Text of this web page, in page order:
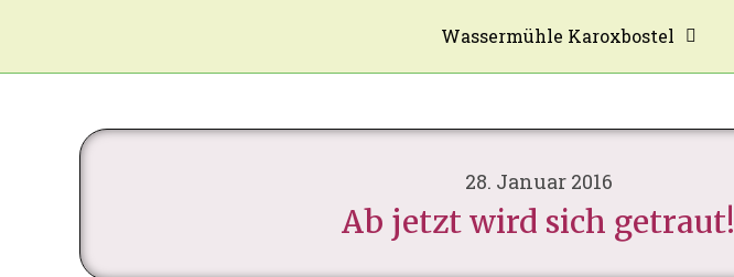
Wassermühle Karoxbostel
28. Januar 2016
Ab jetzt wird sich getraut!